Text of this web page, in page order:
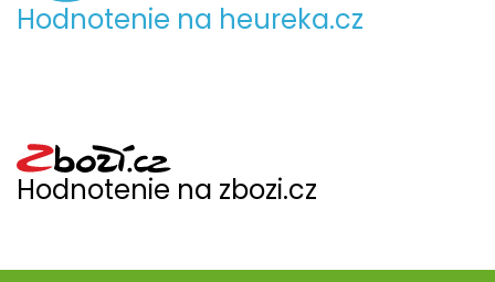
Hodnotenie na heureka.cz
Hodnotenie na zbozi.cz